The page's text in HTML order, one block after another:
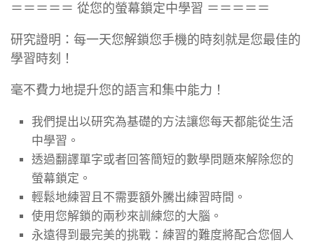
＝＝＝＝＝ 從您的螢幕鎖定中學習 ＝＝＝＝＝
研究證明：每一天您解鎖您手機的時刻就是您最佳的
學習時刻！
毫不費力地提升您的語言和集中能力！
我們提出以研究為基礎的方法讓您每天都能從生活
中學習。
透過翻譯單字或者回答簡短的數學問題來解除您的
螢幕鎖定。
輕鬆地練習且不需要額外騰出練習時間。
使用您解鎖的兩秒來訓練您的大腦。
永遠得到最完美的挑戰：練習的難度將配合您個人